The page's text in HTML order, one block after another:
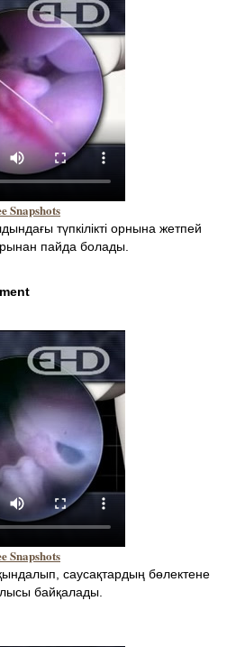
Snapshots
түпкілікті орнына жетпей
пайда болады.
Snapshots
саусақтардың бөлектене
байқалады.